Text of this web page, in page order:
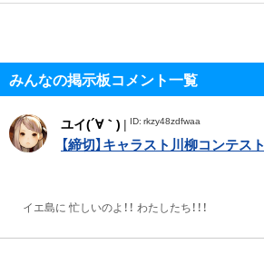
みんなの掲示板コメント一覧
ユイ(´∀｀) | ID: rkzy48zdfwaa
【締切】キャラスト川柳コンテスト
イエ島に 忙しいのよ！！ わたしたち！！！